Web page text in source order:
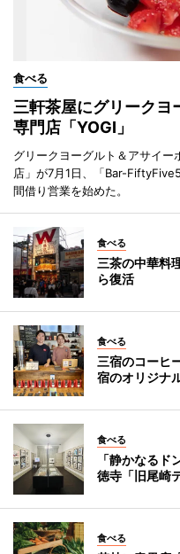
食べる
三軒茶屋にグリークヨ
専門店「YOGI」
グリークヨーグルト＆アサイー
店」が7月1日、「Bar-
間借り営業を始めた。
食べる
三茶の中華料
ら復活
食べる
三宿のコーヒ
宿のオリジナ
食べる
「静かなる
徳寺「旧尾崎
食べる